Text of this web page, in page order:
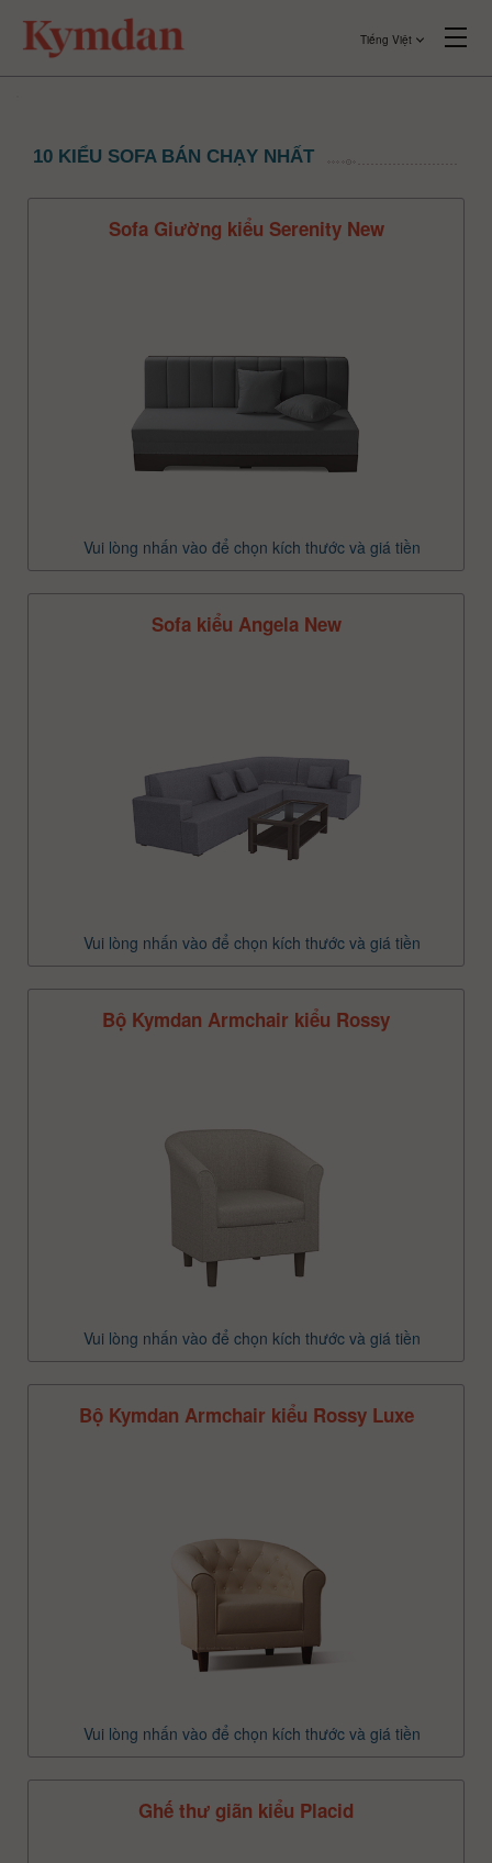
Tiếng Việt
10 KIỂU SOFA BÁN CHẠY NHẤT
Sofa Giường kiểu Serenity New
Vui lòng nhấn vào để chọn kích thước và giá tiền
Sofa kiểu Angela New
Vui lòng nhấn vào để chọn kích thước và giá tiền
Bộ Kymdan Armchair kiểu Rossy
Vui lòng nhấn vào để chọn kích thước và giá tiền
Bộ Kymdan Armchair kiểu Rossy Luxe
Vui lòng nhấn vào để chọn kích thước và giá tiền
Ghế thư giãn kiểu Placid